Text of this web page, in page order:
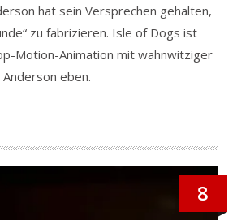
hat sein Versprechen gehalten,
zu fabrizieren. Isle of Dogs ist
Motion-Animation mit wahnwitziger
eben.
8